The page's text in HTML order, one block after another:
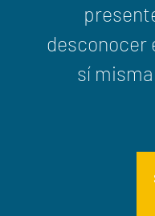
desconocer
sí